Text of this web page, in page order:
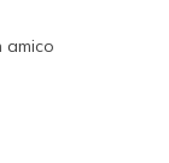
amico